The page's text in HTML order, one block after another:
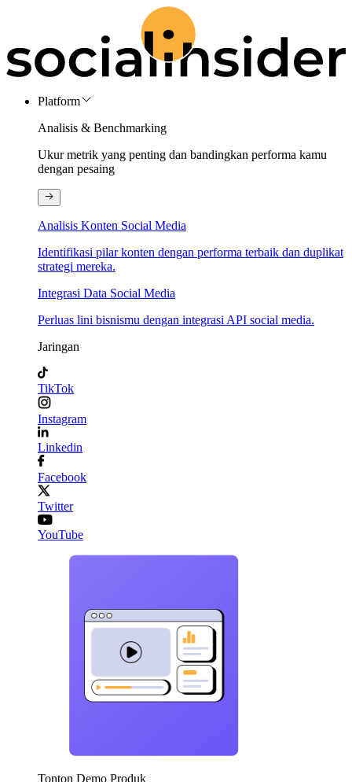
Platform
Analisis & Benchmarking
Ukur metrik yang penting dan bandingkan performa kamu
dengan pesaing
Analisis Konten Social Media
Identifikasi pilar konten dengan performa terbaik dan duplikat
strategi mereka.
Integrasi Data Social Media
Perluas lini bisnismu dengan integrasi API social media.
Jaringan
TikTok
Instagram
Linkedin
Facebook
Twitter
YouTube
Tonton Demo Produk